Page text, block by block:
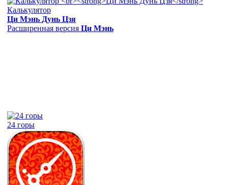
Калькулятор
Ци Мэнь Дунь Цзя
Расширенная версия Ци Мэнь
24 горы